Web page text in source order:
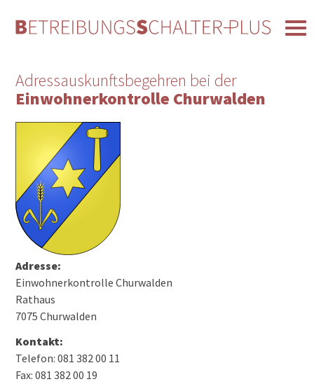
Adressauskunftsbegehren bei der
Einwohnerkontrolle Churwalden
Adresse:
Einwohnerkontrolle Churwalden
Rathaus
7075 Churwalden
Kontakt:
Telefon: 081 382 00 11
Fax: 081 382 00 19